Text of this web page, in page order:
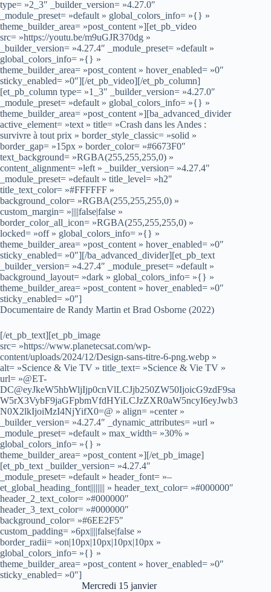
type= »2_3″ _builder_version= »4.27.0″
_module_preset= »default » global_colors_info= »{} »
theme_builder_area= »post_content »][et_pb_video
src= »https://youtu.be/m9uGJR370dg »
_builder_version= »4.27.4″ _module_preset= »default »
global_colors_info= »{} »
theme_builder_area= »post_content » hover_enabled= »0″
sticky_enabled= »0″][/et_pb_video][/et_pb_column]
[et_pb_column type= »1_3″ _builder_version= »4.27.0″
_module_preset= »default » global_colors_info= »{} »
theme_builder_area= »post_content »][ba_advanced_divider
active_element= »text » title= »Crash dans les Andes :
survivre à tout prix » border_style_classic= »solid »
border_gap= »15px » border_color= »#6673F0″
text_background= »RGBA(255,255,255,0) »
content_alignment= »left » _builder_version= »4.27.4″
_module_preset= »default » title_level= »h2″
title_text_color= »#FFFFFF »
background_color= »RGBA(255,255,255,0) »
custom_margin= »||||false|false »
border_color_all_icon= »RGBA(255,255,255,0) »
locked= »off » global_colors_info= »{} »
theme_builder_area= »post_content » hover_enabled= »0″
sticky_enabled= »0″][/ba_advanced_divider][et_pb_text
_builder_version= »4.27.4″ _module_preset= »default »
background_layout= »dark » global_colors_info= »{} »
theme_builder_area= »post_content » hover_enabled= »0″
sticky_enabled= »0″]
Documentaire de Randy Martin et Brad Osborne (2022)
[/et_pb_text][et_pb_image
src= »https://www.planetecsat.com/wp-
content/uploads/2024/12/Design-sans-titre-6-png.webp »
alt= »Science & Vie TV » title_text= »Science & Vie TV »
url= »@ET-
DC@eyJkeW5hbWljIjp0cnVlLCJjb250ZW50IjoicG9zdF9sa
W5rX3VybF9jaGFpbmVfdHYiLCJzZXR0aW5ncyI6eyJwb3
N0X2lkIjoiMzI4NjYifX0=@ » align= »center »
_builder_version= »4.27.4″ _dynamic_attributes= »url »
_module_preset= »default » max_width= »30% »
global_colors_info= »{} »
theme_builder_area= »post_content »][/et_pb_image]
[et_pb_text _builder_version= »4.27.4″
_module_preset= »default » header_font= »–
et_global_heading_font|||||||| » header_text_color= »#000000″
header_2_text_color= »#000000″
header_3_text_color= »#000000″
background_color= »#6EE2F5″
custom_padding= »6px||||false|false »
border_radii= »on|10px|10px|10px|10px »
global_colors_info= »{} »
theme_builder_area= »post_content » hover_enabled= »0″
sticky_enabled= »0″]
Mercredi 15 janvier